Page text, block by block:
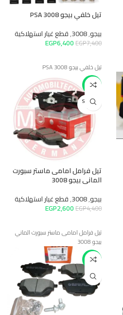
تيل خلفي بيجو PSA 3008
بيجو,
3008
,قطع غيار استهلاكية
EGP7,400
EGP6,400
تيل خلفي بيجو 3008 PSA
-41%
SOLD O
UT
تيل فرامل امامى ماستر سبورت
المانى بيجو 3008
بيجو,
3008
,قطع غيار استهلاكية
EGP4,400
EGP2,600
تيل فرامل امامى ماستر سبورت الماني
بيجو 3008
-50%